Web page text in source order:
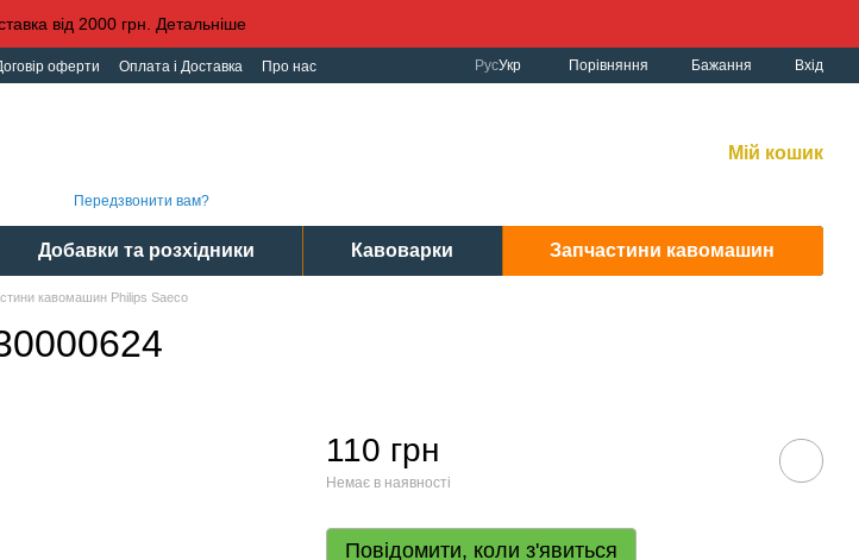
від 2000 грн. Детальніше
оферти Оплата і Доставка
Про нас
РусУкр Порівняння Бажання Вхід
Передзвонити вам?
Мій кошик
Добавки та розхідники Кавоварки Запчастини кавомашин
кавомашин Philips Saeco
110 грн
Немає в наявності
Повідомити, коли з'явиться